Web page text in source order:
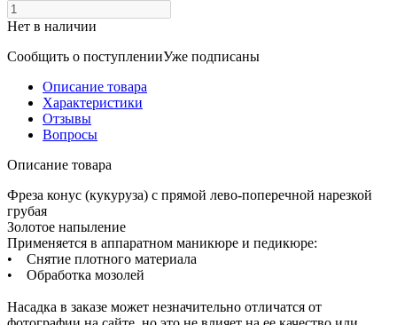
Нет в наличии
Сообщить о поступленииУже подписаны
Описание товара
Характеристики
Отзывы
Вопросы
Описание товара
Фреза конус (кукуруза) с прямой лево-поперечной нарезкой
грубая
Золотое напыление
Применяется в аппаратном маникюре и педикюре:
• Снятие плотного материала
• Обработка мозолей
Насадка в заказе может незначительно отличатся от